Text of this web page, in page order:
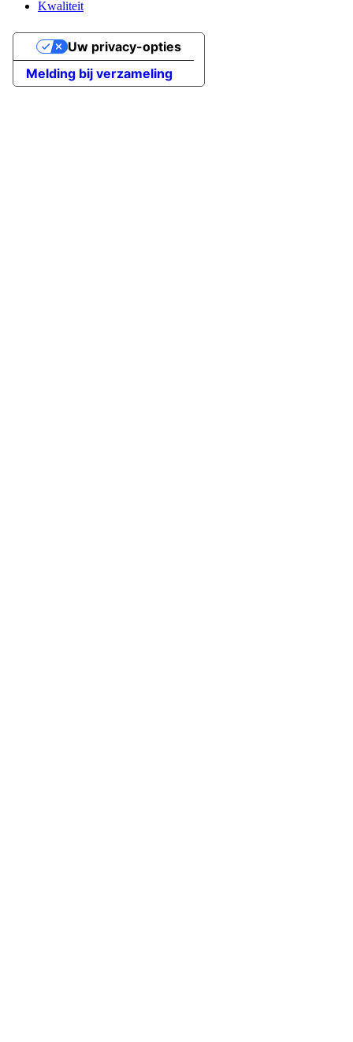
Kwaliteit
Melding bij verzameling
Uw privacy-opties